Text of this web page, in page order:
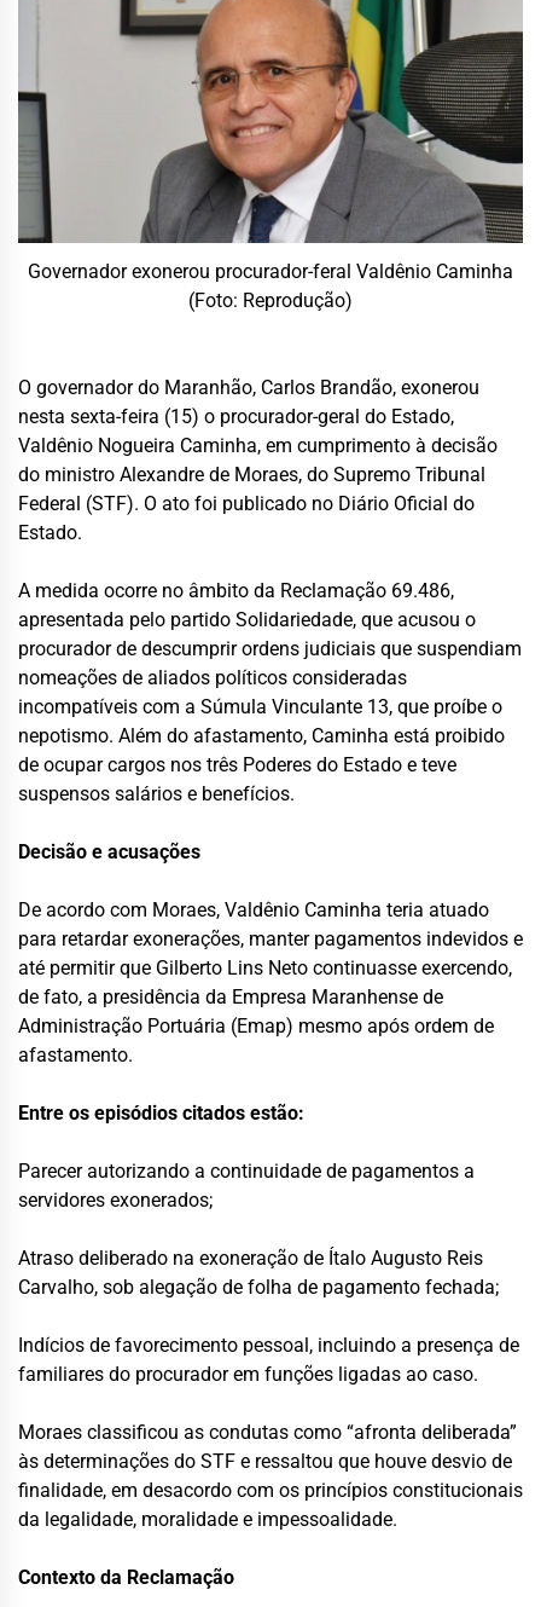
Governador exonerou procurador-feral Valdênio Caminha
(Foto: Reprodução)
O governador do Maranhão, Carlos Brandão, exonerou
nesta sexta-feira (15) o procurador-geral do Estado,
Valdênio Nogueira Caminha, em cumprimento à decisão
do ministro Alexandre de Moraes, do Supremo Tribunal
Federal (STF). O ato foi publicado no Diário Oficial do
Estado.
A medida ocorre no âmbito da Reclamação 69.486,
apresentada pelo partido Solidariedade, que acusou o
procurador de descumprir ordens judiciais que suspendiam
nomeações de aliados políticos consideradas
incompatíveis com a Súmula Vinculante 13, que proíbe o
nepotismo. Além do afastamento, Caminha está proibido
de ocupar cargos nos três Poderes do Estado e teve
suspensos salários e benefícios.
Decisão e acusações
De acordo com Moraes, Valdênio Caminha teria atuado
para retardar exonerações, manter pagamentos indevidos e
até permitir que Gilberto Lins Neto continuasse exercendo,
de fato, a presidência da Empresa Maranhense de
Administração Portuária (Emap) mesmo após ordem de
afastamento.
Entre os episódios citados estão:
Parecer autorizando a continuidade de pagamentos a
servidores exonerados;
Atraso deliberado na exoneração de Ítalo Augusto Reis
Carvalho, sob alegação de folha de pagamento fechada;
Indícios de favorecimento pessoal, incluindo a presença de
familiares do procurador em funções ligadas ao caso.
Moraes classificou as condutas como “afronta deliberada”
às determinações do STF e ressaltou que houve desvio de
finalidade, em desacordo com os princípios constitucionais
da legalidade, moralidade e impessoalidade.
Contexto da Reclamação